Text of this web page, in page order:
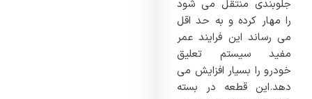
جلوبندی منتقل می شود
را مهار کرده و به حد اقل
می رساند این فرایند عمر
مفید سیستم تعلیق
خودرو را بسیار افزایش می
دهد.این قطعه در بسته